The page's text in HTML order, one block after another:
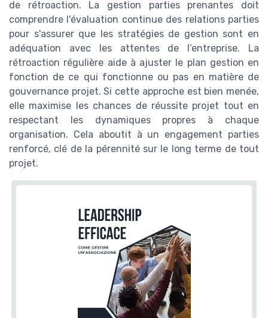
de rétroaction. La gestion parties prenantes doit
comprendre l'évaluation continue des relations parties
pour s'assurer que les stratégies de gestion sont en
adéquation avec les attentes de l’entreprise. La
rétroaction régulière aide à ajuster le plan gestion en
fonction de ce qui fonctionne ou pas en matière de
gouvernance projet. Si cette approche est bien menée,
elle maximise les chances de réussite projet tout en
respectant les dynamiques propres à chaque
organisation. Cela aboutit à un engagement parties
renforcé, clé de la pérennité sur le long terme de tout
projet.